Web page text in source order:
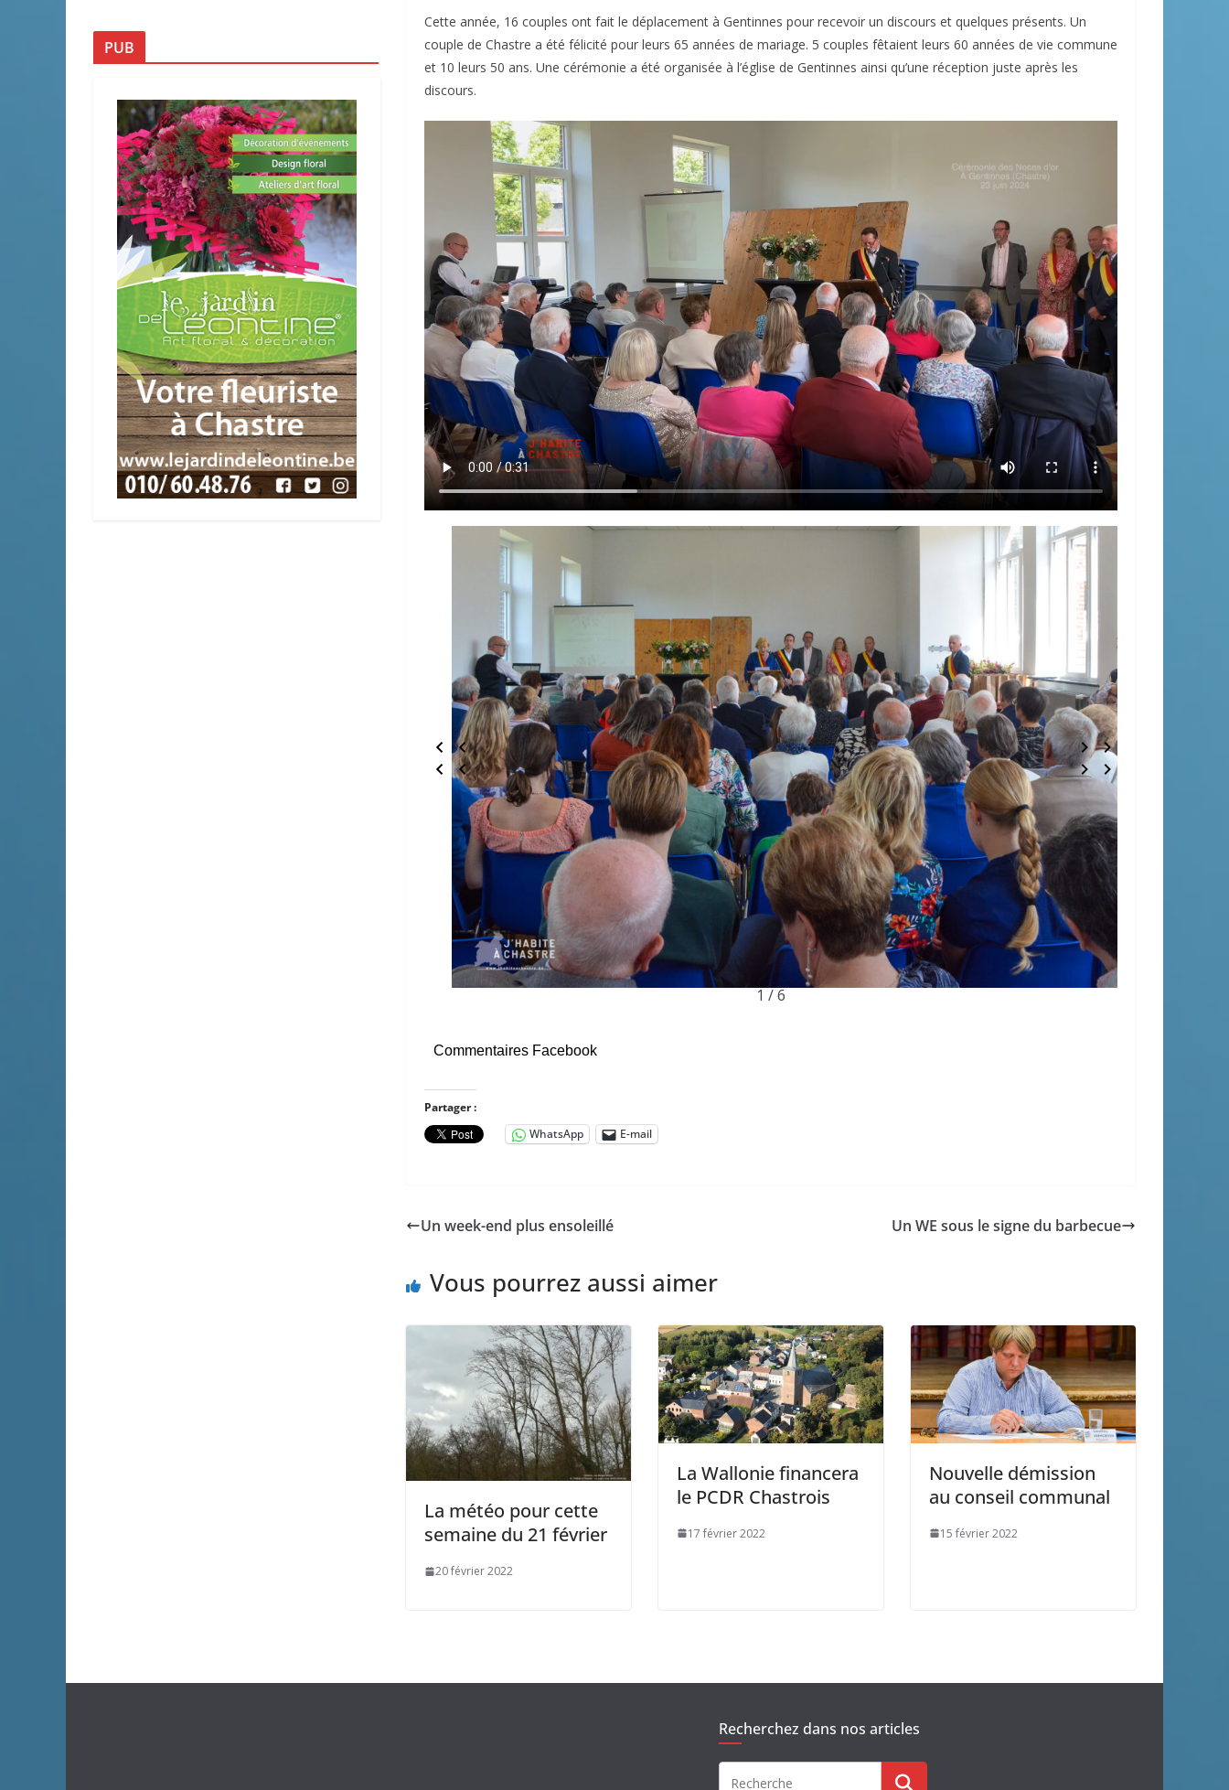
Cette année, 16 couples ont fait le déplacement à Gentinnes pour recevoir un discours et quelques présents. Un
couple de Chastre a été félicité pour leurs 65 années de mariage. 5 couples fêtaient leurs 60 années de vie commune
et 10 leurs 50 ans. Une cérémonie a été organisée à l’église de Gentinnes ainsi qu’une réception juste après les
discours.
1 / 6
Commentaires Facebook
Partager :
WhatsApp
E-mail
Un week-end plus ensoleillé Un WE sous le signe du barbecue
Vous pourrez aussi aimer
La météo pour cette
semaine du 21 février
20 février 2022
La Wallonie financera
le PCDR Chastrois
17 février 2022
Nouvelle démission
au conseil communal
15 février 2022
PUB
Recherchez dans nos articles